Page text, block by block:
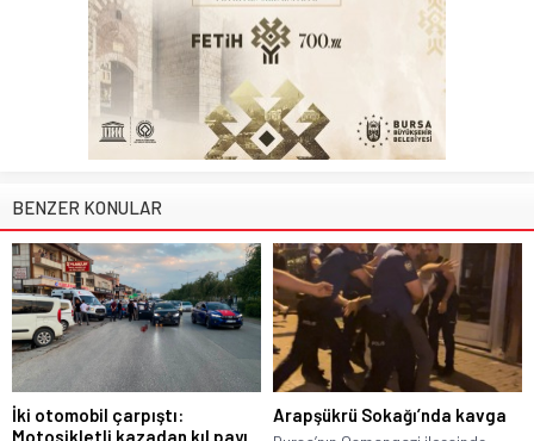
BENZER KONULAR
İki otomobil çarpıştı:
Motosikletli kazadan kıl payı
Arapşükrü Sokağı’nda kavga